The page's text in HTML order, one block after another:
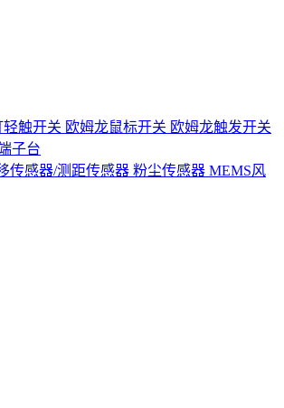
轻触开关 欧姆龙鼠标开关 欧姆龙触发开关
子台
传感器/测距传感器 粉尘传感器 MEMS风